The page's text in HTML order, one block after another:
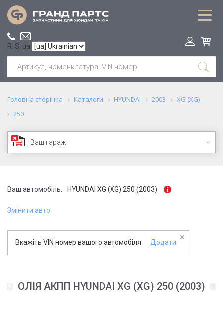
R: S: ua
Головна сторінка Каталоги HYUNDAI 2003
XG (XG)
250
Ваш гараж
Ваш автомобіль: HYUNDAI XG (XG) 250 (2003)
Змінити авто
Вкажіть VIN номер вашого автомобіля Додати
×
ОЛІЯ АКПП HYUNDAI XG (XG) 250 (2003)